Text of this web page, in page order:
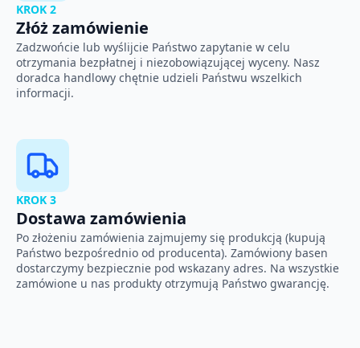
KROK 2
Złóż zamówienie
Zadzwońcie lub wyślijcie Państwo zapytanie w celu
otrzymania bezpłatnej i niezobowiązującej wyceny. Nasz
doradca handlowy chętnie udzieli Państwu wszelkich
informacji.
KROK 3
Dostawa zamówienia
Po złożeniu zamówienia zajmujemy się produkcją (kupują
Państwo bezpośrednio od producenta). Zamówiony basen
dostarczymy bezpiecznie pod wskazany adres. Na wszystkie
zamówione u nas produkty otrzymują Państwo gwarancję.